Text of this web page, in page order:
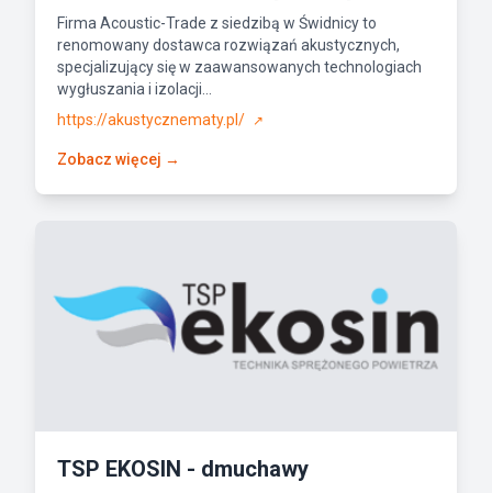
Firma Acoustic-Trade z siedzibą w Świdnicy to
renomowany dostawca rozwiązań akustycznych,
specjalizujący się w zaawansowanych technologiach
wygłuszania i izolacji...
https://akustycznematy.pl/
↗
Zobacz więcej →
TSP EKOSIN - dmuchawy